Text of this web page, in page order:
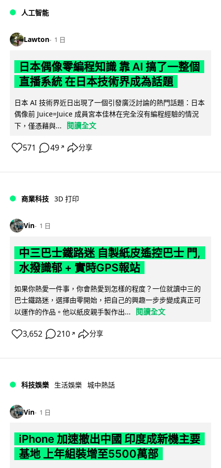
人工智能
Lawton 1 日
日本偶像零編程知識 靠 AI 搞了一整個
直播系統 在日本技術界成為話題
日本 AI 技術界近日出現了一個引發廣泛討論的熱門話題：日本
偶像前 Juice=Juice 成員宮本佳林在完全沒有編程經驗的情況
下，僅憑藉與...
閱讀全文
571 49 ↗ 分享
商業科技 3D 打印
Vin 1 日
中三巴士鐵路迷 自製紙皮遙控巴士 門,
水撥識郁 + 實時GPS報站
如果你熱愛一件事，你會熱愛到怎樣的程度？一位就讀中三的
巴士鐵路迷，選擇由零開始，把自己的興趣一步步變成真正可
以運作的作品。他以紙皮親手製作出...
閱讀全文
3,652 210 ↗ 分享
科技娛樂 生活娛樂 城中熱話
Vin 1 日
iPhone 加速撤出中國 印度成新機主要
基地 上年組裝增至5500萬部